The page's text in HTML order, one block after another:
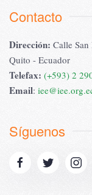
Contacto
Dirección: Calle
Quito - Ecuador
Telefax: (+593) 2
Email:
Síguenos